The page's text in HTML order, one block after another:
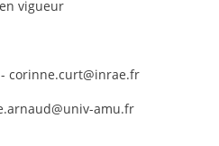
vigueur
- corinne.curt@inrae.fr
amu.fr